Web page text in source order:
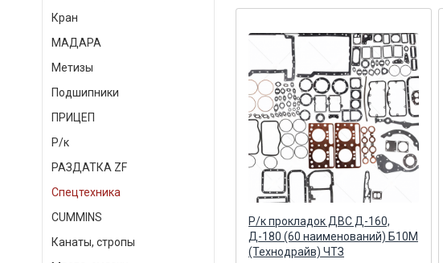
Кран
МАДАРА
Метизы
Подшипники
ПРИЦЕП
Р/к
РАЗДАТКА ZF
Спецтехника
СUMMINS
Канаты, стропы
Фильтр масляный АМКОДОР,
МТЗ-80, 82 (Д-260, Д-245) (Big
Filter) Big Filter
Р/к прокладок ДВС Д-160,
Д-180 (60 наименований) Б10М
(Технодрайв) ЧТЗ